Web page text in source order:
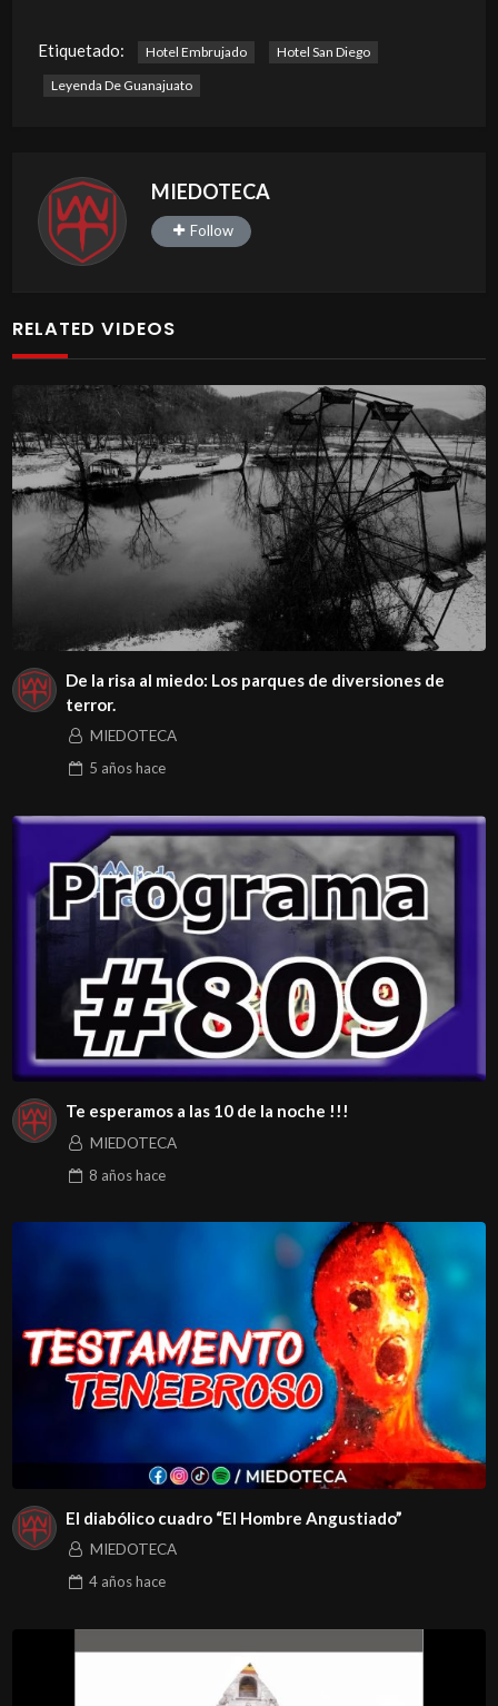
Etiquetado: Hotel Embrujado
Hotel San Diego
Leyenda De Guanajuato
MIEDOTECA
Follow
RELATED VIDEOS
De la risa al miedo: Los parques de diversiones de
terror.
MIEDOTECA
5 añoshace
Te esperamos a las 10 de la noche !!!
MIEDOTECA
8 añoshace
El diabólico cuadro “El Hombre Angustiado”
MIEDOTECA
4 añoshace